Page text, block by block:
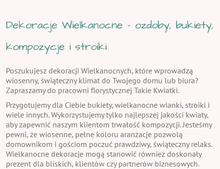
Dekoracje Wielkanocne - ozdoby, bukiety,
kompozycje i stroiki
Poszukujesz dekoracji Wielkanocnych, które wprowadzą
wiosenny, świąteczny klimat do Twojego domu lub biura?
Zapraszamy do pracowni florystycznej Takie Kwiatki.
Przygotujemy dla Ciebie bukiety, wielkanocne wianki, stroiki i
wiele innych. Wykorzystujemy tylko najlepszej jakości kwiaty,
aby zapewnić naszym klientom trwałość kompozycji. Jesteśmy
pewni, że wiosenne, pełne koloru aranżacje pozwolą
domownikom i gościom poczuć prawdziwy, świąteczny relaks.
Wielkanocne dekoracje mogą stanowić również doskonały
prezent dla bliskich, klientów czy partnerów biznesowych.